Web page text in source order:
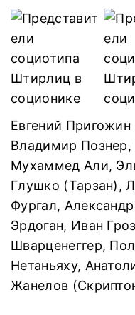
Евгений
Владимир
Мухаммед Али,
Глушко (Тарзан),
Фургал,
Эрдоган, Иван
Шварценеггер,
Нетаньяху,
Жанелов